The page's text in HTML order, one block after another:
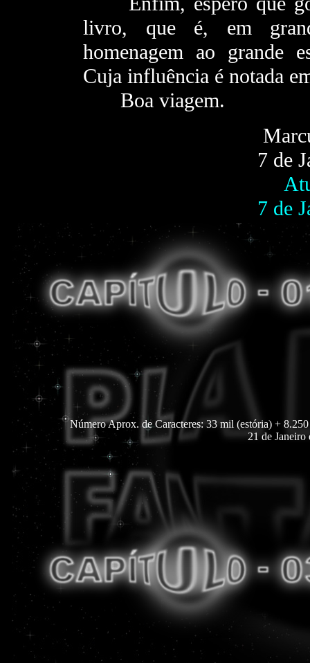
livro, que é, em
homenagem ao grande
Cuja influência é notada
Boa viagem.
7 de
7 de
Número Aprox. de Caracteres: 33 mil (estória) +
21 de Janeiro